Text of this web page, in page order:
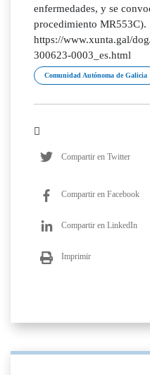
enfermedades, y se
procedimiento MR553C).
https://www.xunta.gal/
300623-0003_es.html
Comunidad Autónoma de Galicia
Compartir en Twitter
Compartir en Facebook
Compartir en LinkedIn
Imprimir